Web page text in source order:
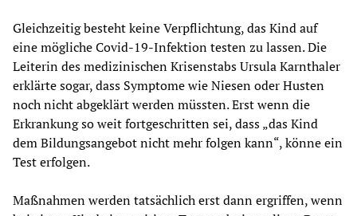
Gleichzeitig besteht keine Verpflichtung, das Kind auf
eine mögliche Covid-19-Infektion testen zu lassen. Die
Leiterin des medizinischen Krisenstabs Ursula Karnthaler
erklärte sogar, dass Symptome wie Niesen oder Husten
noch nicht abgeklärt werden müssten. Erst wenn die
Erkrankung so weit fortgeschritten sei, dass „das Kind
dem Bildungsangebot nicht mehr folgen kann“, könne ein
Test erfolgen.
Maßnahmen werden tatsächlich erst dann ergriffen, wenn